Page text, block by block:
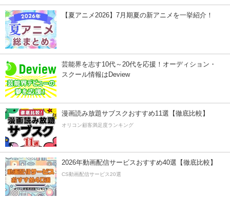
【夏アニメ2026】7月期夏の新アニメを一挙紹介！
芸能界を志す10代～20代を応援！オーディション・
スクール情報はDeview
漫画読み放題サブスクおすすめ11選【徹底比較】
オリコン顧客満足度ランキング
2026年動画配信サービスおすすめ40選【徹底比較】
CS動画配信サービス20選